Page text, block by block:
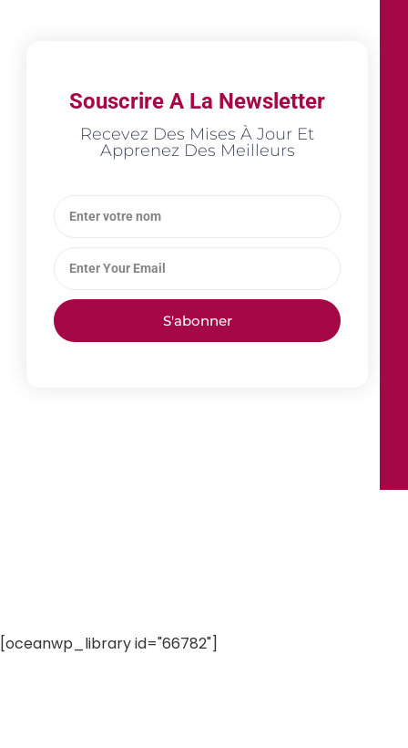
Souscrire A La Newsletter
Recevez Des Mises À Jour Et
Apprenez Des Meilleurs
S'abonner
[oceanwp_library id="66782"]